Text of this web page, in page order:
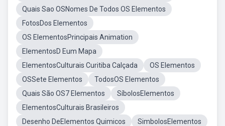
Quais Sao OSNomes De Todos OS Elementos
FotosDos Elementos
OS ElementosPrincipais Animation
ElementosD Eum Mapa
ElementosCulturais Curitiba Calçada
OS Elementos
OSSete Elementos
TodosOS Elementos
Quais São OS7 Elementos
SíbolosElementos
ElementosCulturais Brasileiros
Desenho DeElementos Quimicos
SimbolosElementos